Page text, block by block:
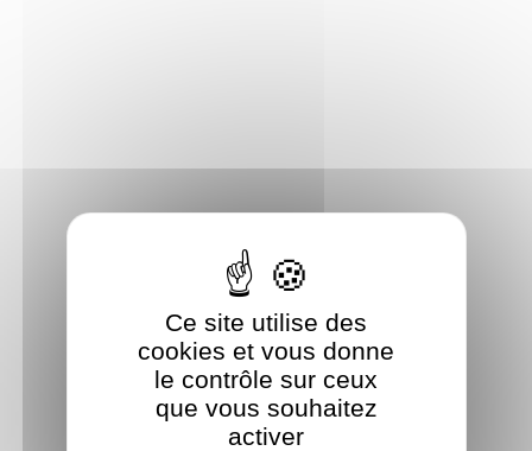
Ce site utilise des
cookies et vous donne
le contrôle sur ceux
que vous souhaitez
activer